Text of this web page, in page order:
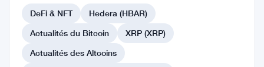
Enso
ouvre
plus
DeFi & NFT
Hedera (HBAR)
Actualités du Bitcoin
XRP (XRP)
Actualités des Altcoins